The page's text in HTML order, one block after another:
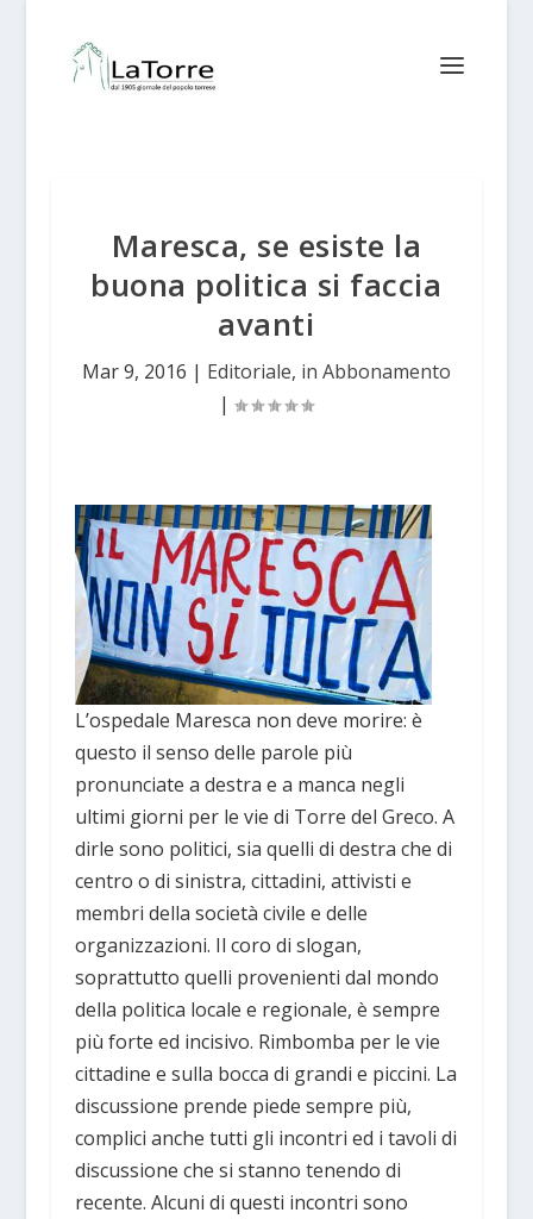
Maresca, se esiste la
buona politica si faccia
avanti
Mar 9, 2016 | Editoriale, in Abbonamento
|
L’ospedale Maresca non deve morire: è
questo il senso delle parole più
pronunciate a destra e a manca negli
ultimi giorni per le vie di Torre del Greco. A
dirle sono politici, sia quelli di destra che di
centro o di sinistra, cittadini, attivisti e
membri della società civile e delle
organizzazioni. Il coro di slogan,
soprattutto quelli provenienti dal mondo
della politica locale e regionale, è sempre
più forte ed incisivo. Rimbomba per le vie
cittadine e sulla bocca di grandi e piccini. La
discussione prende piede sempre più,
complici anche tutti gli incontri ed i tavoli di
discussione che si stanno tenendo di
recente. Alcuni di questi incontri sono